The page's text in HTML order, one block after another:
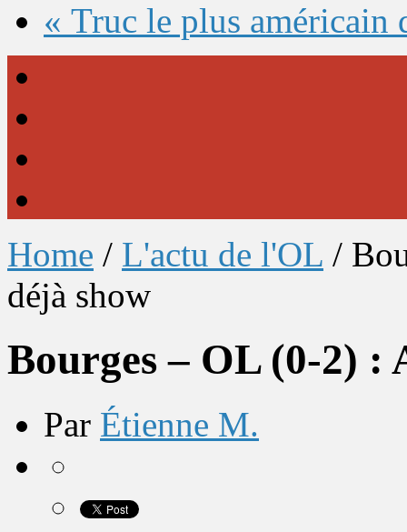
« Truc le plus américain
Home / L'actu de l'OL /
déjà show
Bourges – OL (0-2) :
Par Étienne M.